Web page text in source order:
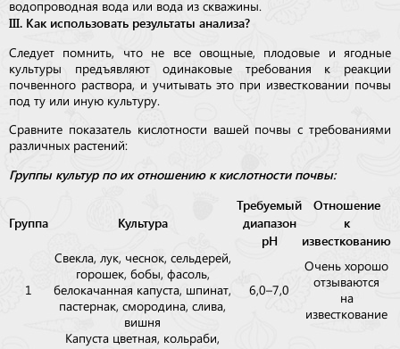
водопроводная вода или вода из скважины.
III. Как использовать результаты анализа?
Следует помнить, что не все овощные, плодовые и ягодные
культуры предъявляют одинаковые требования к реакции
почвенного раствора, и учитывать это при известковании почвы
под ту или иную культуру.
Сравните показатель кислотности вашей почвы с тре­бо­ва­ния­ми
различных растений:
Группы культур по их отношению к кислотности почвы:
Группа Культура
Требуемый
диапазон
pH
Отношение
к
известкованию
1
Свекла, лук, чеснок, сельдерей,
горошек, бобы, фасоль,
белокачанная капуста, шпинат,
пастернак, смородина, слива,
вишня
6,0–7,0
Очень хорошо
отзываются
на
известкование
Капуста цветная, кольраби,